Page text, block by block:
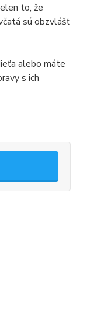
to, že
sú obzvlášť
alebo máte
s ich